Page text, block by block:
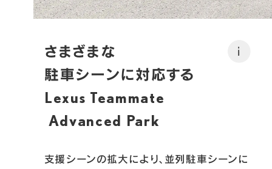
さまざまな
駐車シーンに対応する
Lexus Teammate
Advanced Park
i
支援シーンの拡大により、並列駐車シーンに